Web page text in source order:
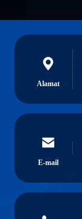
Alamat
E-mail